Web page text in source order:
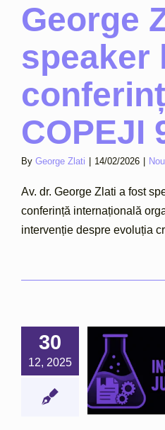
George
speaker
COPEJI
By George Zlati 14/02/2026
Av. dr. George Zlati a fost
conferință internațională
intervenție despre evoluția
30
12, 2025
de